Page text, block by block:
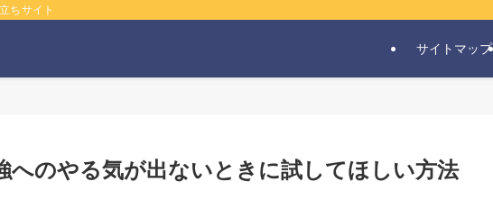
ちサイト
サイトマップ
へのやる気が出ないときに試してほしい方法